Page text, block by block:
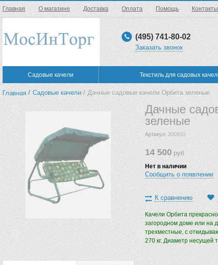
Главная О магазине Доставка Оплата Помощь Контакты
(495) 741-80-02
Заказать звонок
Садовые качели Текстиль для садовых
Главная / Садовые качели / Дачные садовые качели Орбита зеленые
Дачные
зеленые
Артикул:200933
14 500 руб
Нет в наличии
Сообщить о появлении
К сравнению
Качели Орбита
загородном доме или на
трехместные, с
270 кг. Диаметр несущей